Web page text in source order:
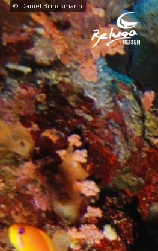
© Daniel Brinckmann